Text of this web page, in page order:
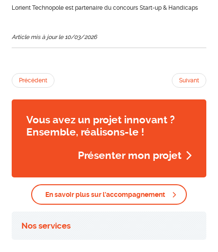
Lorient Technopole est partenaire du concours Start-up & Handicaps
Article mis à jour le 10/03/2026
Précédent Suivant
Vous avez un projet innovant ?
Ensemble, réalisons-le !
Présenter mon projet
En savoir plus sur l'accompagnement
Nos services